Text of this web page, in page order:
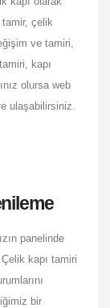
tamir, çelik
ve tamiri,
kapı
olursa web
ulaşabilirsiniz.
panelinde
kapı tamiri
bir